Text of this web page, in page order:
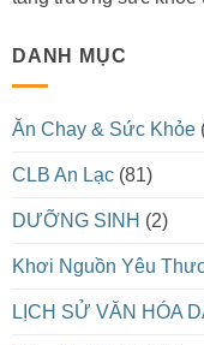
DANH MỤC
Ăn Chay & Sức Khỏe
CLB An Lạc (81)
DƯỠNG SINH (2)
Khơi Nguồn Yêu
LỊCH SỬ VĂN HÓA